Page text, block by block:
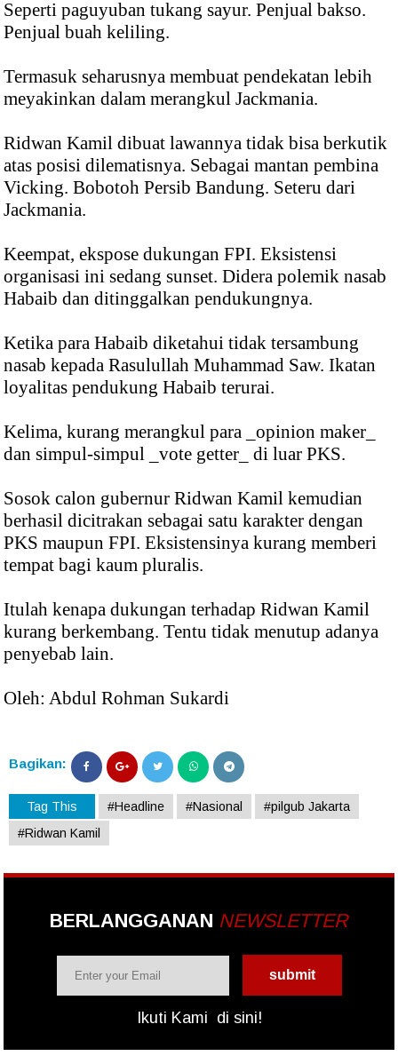
Seperti paguyuban tukang sayur. Penjual bakso.
Penjual buah keliling.
Termasuk seharusnya membuat pendekatan lebih
meyakinkan dalam merangkul Jackmania.
Ridwan Kamil dibuat lawannya tidak bisa berkutik
atas posisi dilematisnya. Sebagai mantan pembina
Vicking. Bobotoh Persib Bandung. Seteru dari
Jackmania.
Keempat, ekspose dukungan FPI. Eksistensi
organisasi ini sedang sunset. Didera polemik nasab
Habaib dan ditinggalkan pendukungnya.
Ketika para Habaib diketahui tidak tersambung
nasab kepada Rasulullah Muhammad Saw. Ikatan
loyalitas pendukung Habaib terurai.
Kelima, kurang merangkul para _opinion maker_
dan simpul-simpul _vote getter_ di luar PKS.
Sosok calon gubernur Ridwan Kamil kemudian
berhasil dicitrakan sebagai satu karakter dengan
PKS maupun FPI. Eksistensinya kurang memberi
tempat bagi kaum pluralis.
Itulah kenapa dukungan terhadap Ridwan Kamil
kurang berkembang. Tentu tidak menutup adanya
penyebab lain.
Oleh: Abdul Rohman Sukardi
Bagikan:
Tag This #Headline #Nasional
#pilgub Jakarta
#Ridwan Kamil
BERLANGGANAN NEWSLETTER
Ikuti Kami di sini!